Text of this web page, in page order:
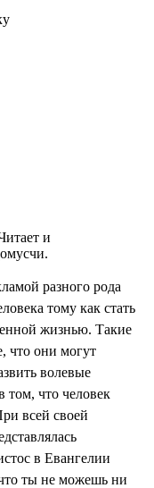
и
разного рода
тому как стать
жизнью. Такие
что они могут
волевые
том, что человек
всей своей
в Евангелии
ты не можешь ни